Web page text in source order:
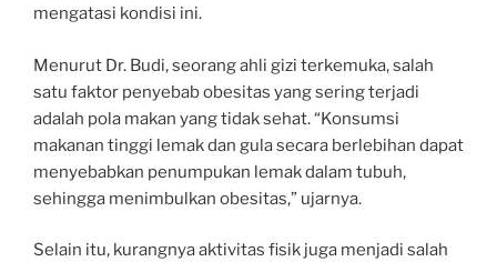
mengatasi kondisi ini.
Menurut Dr. Budi, seorang ahli gizi terkemuka, salah
satu faktor penyebab obesitas yang sering terjadi
adalah pola makan yang tidak sehat. “Konsumsi
makanan tinggi lemak dan gula secara berlebihan dapat
menyebabkan penumpukan lemak dalam tubuh,
sehingga menimbulkan obesitas,” ujarnya.
Selain itu, kurangnya aktivitas fisik juga menjadi salah